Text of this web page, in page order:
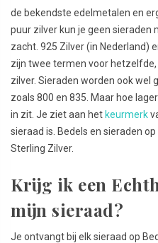
de bekendste edelmetalen en
puur zilver kun je geen sieraden
zacht. 925 Zilver (in Nederland)
zijn twee termen voor
zilver. Sieraden worden ook wel
zoals 800 en 835. Maar hoe
in zit. Je ziet aan het keurmerk
sieraad is. Bedels en sieraden
Sterling Zilver.
Krijg ik een
mijn sieraad?
Je ontvangt bij elk sieraad op